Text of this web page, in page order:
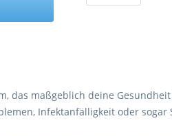
das maßgeblich deine
Infektanfälligkeit oder